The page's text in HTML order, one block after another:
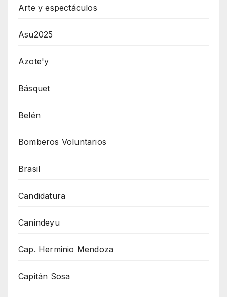
Arte y espectáculos
Asu2025
Azote'y
Básquet
Belén
Bomberos Voluntarios
Brasil
Candidatura
Canindeyu
Cap. Herminio Mendoza
Capitán Sosa